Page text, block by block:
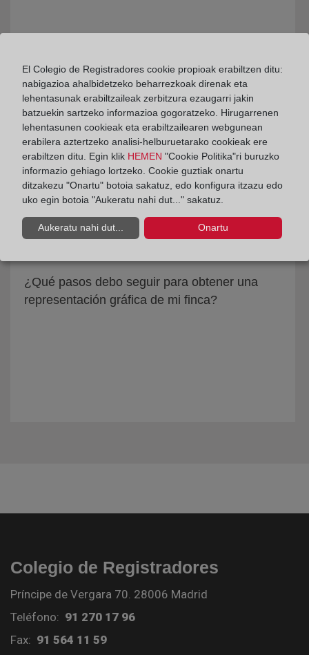
¿Puedo pedir cita con el registrador?
¿Qué pasos debo seguir para obtener una
representación gráfica de mi finca?
Colegio de Registradores
Príncipe de Vergara 70. 28006 Madrid
Teléfono: 91 270 17 96
Fax: 91 564 11 59
El Colegio de Registradores cookie propioak erabiltzen ditu:
nabigazioa ahalbidetzeko beharrezkoak direnak eta
lehentasunak erabiltzaileak zerbitzura ezaugarri jakin
batzuekin sartzeko informazioa gogoratzeko. Hirugarrenen
lehentasunen cookieak eta erabiltzailearen webgunean
erabilera aztertzeko analisi-helburuetarako cookieak ere
erabiltzen ditu. Egin klik HEMEN "Cookie Politika"ri buruzko
informazio gehiago lortzeko. Cookie guztiak onartu
ditzakezu "Onartu" botoia sakatuz, edo konfigura itzazu edo
uko egin botoia "Aukeratu nahi dut..." sakatuz.
Aukeratu nahi dut... Onartu